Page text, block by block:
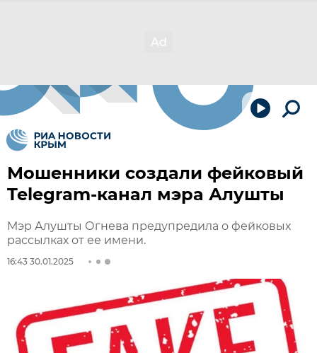
Мошенники создали фейковый
Telegram-канал мэра Алушты
Мэр Алушты Огнева предупредила о фейковых
рассылках от ее имени.
16:43 30.01.2025